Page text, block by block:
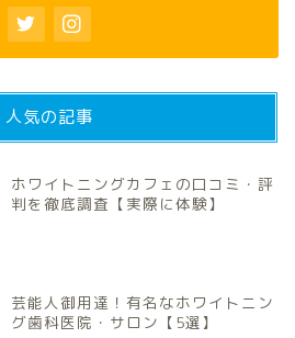
人気の記事
ホワイトニングカフェの口コミ・評
判を徹底調査【実際に体験】
芸能人御用達！有名なホワイトニン
グ歯科医院・サロン【5選】